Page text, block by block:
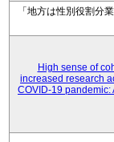
「地方は性別役割分
High sense of
increased research
COVID-19 pandemic: